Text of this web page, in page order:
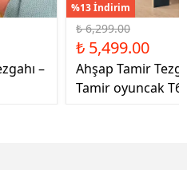
–
%13 İndirim
₺ 6,299.00
₺ 5,499.00
Ahşap Tamir
Tamir oyuncak